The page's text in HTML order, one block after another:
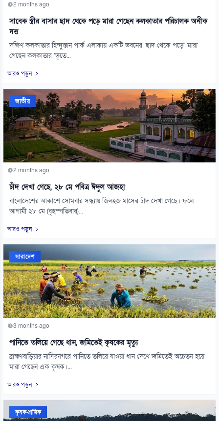
2 months ago
সাবেক স্ত্রীর বাসার ছাদ থেকে পড়ে মারা গেছেন কলকাতার পরিচালক অনীক
দত্ত
দক্ষিণ কলকাতার হিন্দুস্তান পার্ক এলাকায় একটি ভবনের ‘ছাদ থেকে পড়ে’ মারা
গেছেন কলকাতার ‘ভূতে...
আরও পড়ুন
জাতীয়
2 months ago
চাঁদ দেখা গেছে, ২৮ মে পবিত্র ঈদুল আজহা
বাংলাদেশের আকাশে সোমবার সন্ধ্যায় জিলহজ মাসের চাঁদ দেখা গেছে। ফলে
আগামী ২৮ মে (বৃহস্পতিবার)...
আরও পড়ুন
সারাদেশ
3 months ago
পানিতে তলিয়ে গেছে ধান, জমিতেই কৃষকের মৃত্যু
ব্রাহ্মণবাড়িয়ার নাসিরনগরে পানিতে তলিয়ে যাওয়া ধান দেখে জমিতেই অচেতন হয়ে
মারা গেছেন এক কৃষক।...
আরও পড়ুন
কৃষক-শ্রমিক